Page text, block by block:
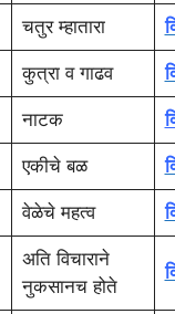
चतुर म्हातारा
कुत्रा व गाढव
नाटक
एकीचे बळ
वेळेचे महत्व
अति विचाराने
नुकसानच होते